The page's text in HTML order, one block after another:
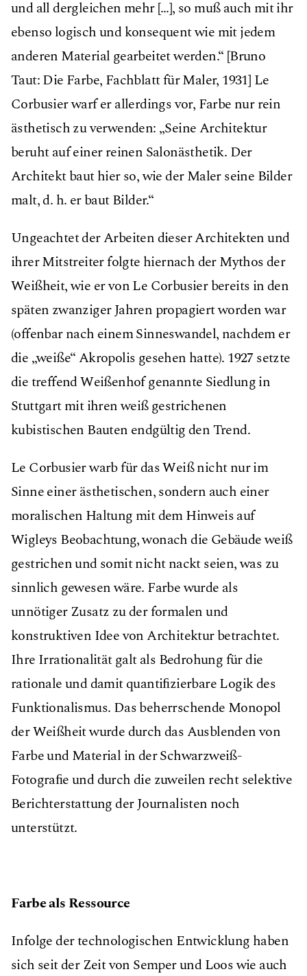
und all dergleichen mehr […], so muß auch mit ihr
ebenso logisch und konsequent wie mit jedem
anderen Material gearbeitet werden.“ [Bruno
Taut: Die Farbe, Fachblatt für Maler, 1931] Le
Corbusier warf er allerdings vor, Farbe nur rein
ästhetisch zu verwenden: „Seine Architektur
beruht auf einer reinen Salonästhetik. Der
Architekt baut hier so, wie der Maler seine Bilder
malt, d. h. er baut Bilder.“
Ungeachtet der Arbeiten dieser Architekten und
ihrer Mitstreiter folgte hiernach der Mythos der
Weißheit, wie er von Le Corbusier bereits in den
späten zwanziger Jahren propagiert worden war
(offenbar nach einem Sinneswandel, nachdem er
die „weiße“ Akropolis gesehen hatte). 1927 setzte
die treffend Weißenhof genannte Siedlung in
Stuttgart mit ihren weiß gestrichenen
kubistischen Bauten endgültig den Trend.
Le Corbusier warb für das Weiß nicht nur im
Sinne einer ästhetischen, sondern auch einer
moralischen Haltung mit dem Hinweis auf
Wigleys Beobachtung, wonach die Gebäude weiß
gestrichen und somit nicht nackt seien, was zu
sinnlich gewesen wäre. Farbe wurde als
unnötiger Zusatz zu der formalen und
konstruktiven Idee von Architektur betrachtet.
Ihre Irrationalität galt als Bedrohung für die
rationale und damit quantiﬁzierbare Logik des
Funktionalismus. Das beherrschende Monopol
der Weißheit wurde durch das Ausblenden von
Farbe und Material in der Schwarzweiß-
Fotograﬁe und durch die zuweilen recht selektive
Berichterstattung der Journalisten noch
unterstützt.
Farbe als Ressource
Infolge der technologischen Entwicklung haben
sich seit der Zeit von Semper und Loos wie auch